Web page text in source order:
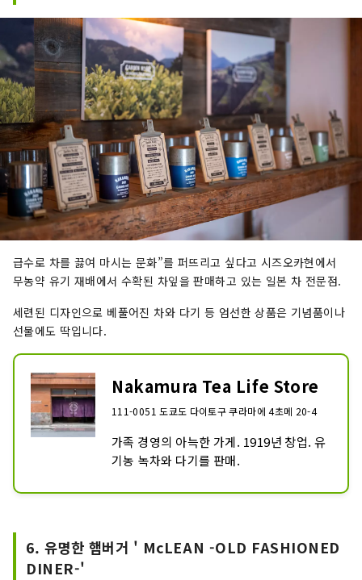
급수로 차를 끓여 마시는 문화”를 퍼뜨리고 싶다고 시즈오카현에서
무농약 유기 재배에서 수확된 차잎을 판매하고 있는 일본 차 전문점.
세련된 디자인으로 베풀어진 차와 다기 등 엄선한 상품은 기념품이나
선물에도 딱입니다.
Nakamura Tea Life Store
111-0051 도쿄도 다이토구 쿠라마에 4초메 20-4
가족 경영의 아늑한 가게. 1919년 창업. 유
기농 녹차와 다기를 판매.
6. 유명한 햄버거 ' McLEAN -OLD FASHIONED
DINER-'